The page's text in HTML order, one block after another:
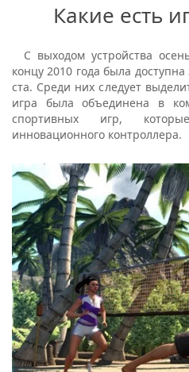
Какие есть
С выходом устройства
концу 2010 года была
ста. Среди них следует
игра была объединена в
спортивных игр,
инновационного контроллера.